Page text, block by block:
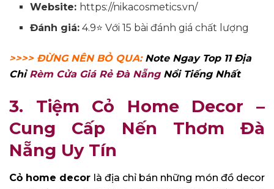
Website: https://nikacosmetics.vn/
Đánh giá: 4.9⭐ Với 15 bài đánh giá chất lượng
>>>> ĐỪNG NÊN BỎ QUA: Note Ngay Top 11 Địa
Chỉ Rèm Cửa Giá Rẻ Đà Nẵng Nổi Tiếng Nhất
3. Tiệm Cỏ Home Decor –
Cung Cấp Nến Thơm Đà
Nẵng Uy Tín
Cỏ home decor là địa chỉ bán những món đồ decor